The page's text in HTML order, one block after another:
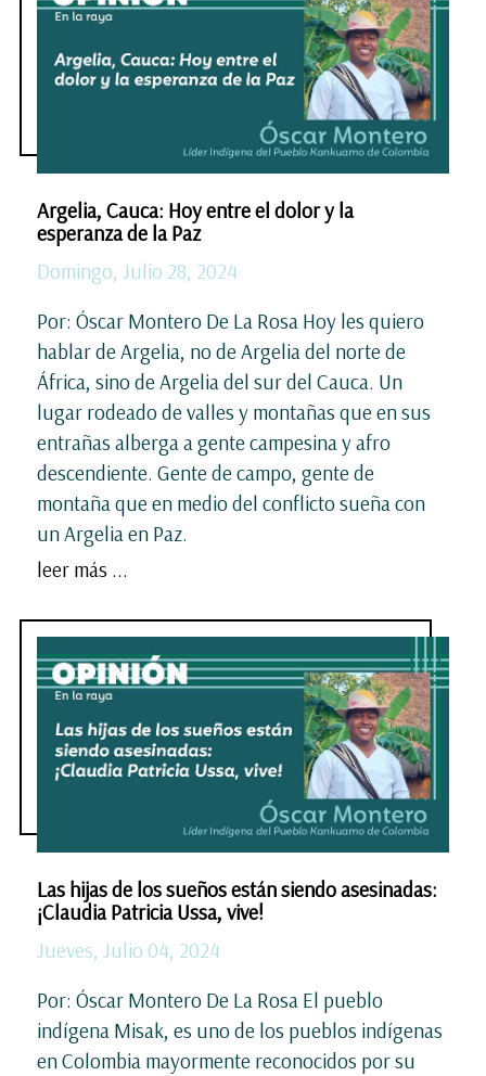
Argelia, Cauca: Hoy entre el dolor y la
esperanza de la Paz
Domingo, Julio 28, 2024
Por: Óscar Montero De La Rosa Hoy les quiero
hablar de Argelia, no de Argelia del norte de
África, sino de Argelia del sur del Cauca. Un
lugar rodeado de valles y montañas que en sus
entrañas alberga a gente campesina y afro
descendiente. Gente de campo, gente de
montaña que en medio del conflicto sueña con
un Argelia en Paz.
leer más ...
Las hijas de los sueños están siendo asesinadas:
¡Claudia Patricia Ussa, vive!
Jueves, Julio 04, 2024
Por: Óscar Montero De La Rosa El pueblo
indígena Misak, es uno de los pueblos indígenas
en Colombia mayormente reconocidos por su